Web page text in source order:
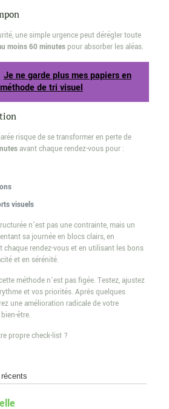
une simple urgence peut dérégler toute
moins 60 minutespour absorber les aléas.
Je ne garde plus mes papiers en
de tri visuel
risque de se transformer en perte de
avant chaque rendez-vous pour :
visuels
n’est pas une contrainte, mais un
sa journée en blocs clairs, en
chaque rendez-vous et en utilisant les bons
et en sérénité.
méthode n’est pas figée. Testez, ajustez
et vos priorités. Après quelques
une amélioration radicale de votre
être.
propre check-list ?